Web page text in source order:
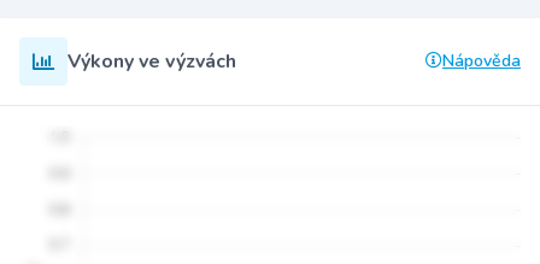
Výkony ve výzvách Nápověda